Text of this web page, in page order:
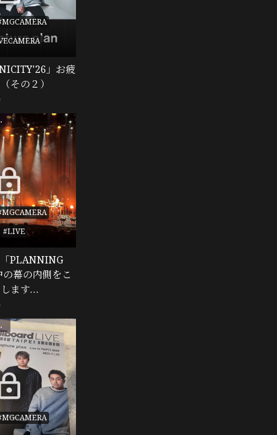
」お疲
その２）
定
#LIVE
PLANNING
幕の内側をこ
ます…
定